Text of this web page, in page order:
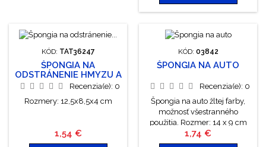
KÓD: TAT36247
ŠPONGIA NA
ODSTRÁNENIE HMYZU A
NEČISTÔTRecenzia(e): 0
Rozmery: 12,5x8,5x4 cm
Cena
1,54 €
KÓD: 03842
ŠPONGIA NA AUTO
Recenzia(e): 0
Špongia na auto žltej farby,
možnosť všestranného
použitia. Rozmer: 14 x 9 cm
Cena
1,74 €